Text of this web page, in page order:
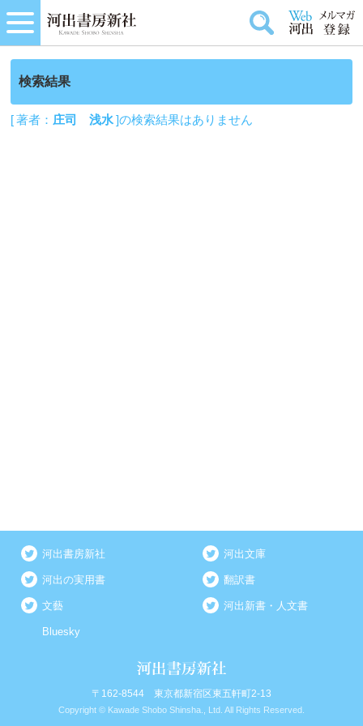
検索結果
[ 著者： 庄司 浅水]の検索結果はありません
河出書房新社 河出文庫
河出の実用書 翻訳書
文藝 河出新書・人文書
Bluesky
〒162-8544 東京都新宿区東五軒町2-13
Copyright © Kawade Shobo Shinsha., Ltd. All Rights Reserved.